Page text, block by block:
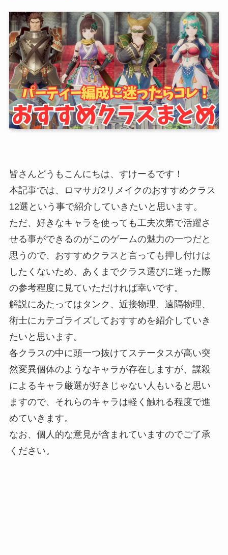
皆さんどうもこんにちは、すけーるです！
本記事では、ロマサガ2リメイクのおすすめクラス
12選という事で紹介していきたいと思います。
ただ、好きなキャラを使っても工夫次第で活躍さ
せる事ができるのがこのゲームの魅力の一つだと
思うので、おすすめクラスと言っても押し付けは
したくないため、あくまでクラス選びに迷った際
の参考程度に見ていただければ幸いです。
解説にあたってはタンク、近接物理、遠隔物理、
術士にカテゴライズしておすすめを紹介していき
たいと思います。
各クラスの中に頭一つ抜けてステータスが高い突
然変異個体のようなキャラが存在しますが、謀殺
によるキャラ厳選が好きじゃない人もいると思い
ますので、それらのキャラは軽く触れる程度で進
めていきます。
なお、個人的な意見が含まれていますのでご了承
ください。